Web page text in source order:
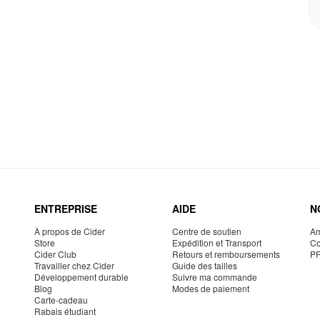
ENTREPRISE
À propos de Cider
Store
Cider Club
Travailler chez Cider
Développement durable
Blog
Carte-cadeau
Rabais étudiant
AIDE
Centre de soutien
Expédition et Transport
Retours et remboursements
Guide des tailles
Suivre ma commande
Modes de paiement